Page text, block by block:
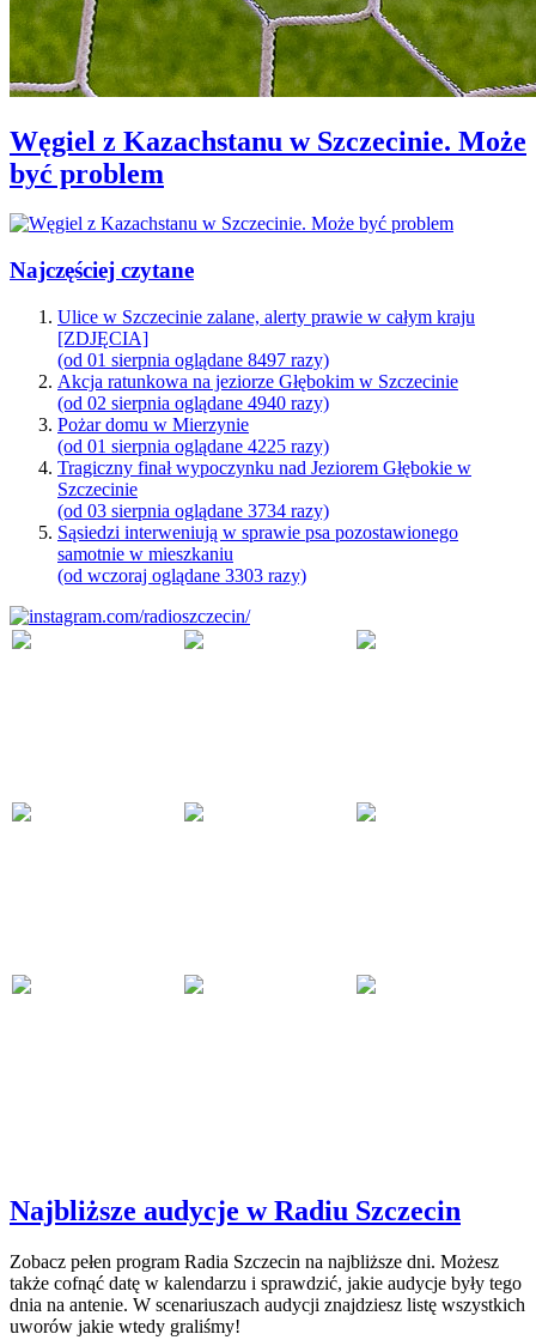
Węgiel z Kazachstanu w Szczecinie. Może
być problem
Najczęściej czytane
Ulice w Szczecinie zalane, alerty prawie w całym kraju
[ZDJĘCIA]
(od 01 sierpnia oglądane 8497 razy)
Akcja ratunkowa na jeziorze Głębokim w Szczecinie
(od 02 sierpnia oglądane 4940 razy)
Pożar domu w Mierzynie
(od 01 sierpnia oglądane 4225 razy)
Tragiczny finał wypoczynku nad Jeziorem Głębokie w
Szczecinie
(od 03 sierpnia oglądane 3734 razy)
Sąsiedzi interweniują w sprawie psa pozostawionego
samotnie w mieszkaniu
(od wczoraj oglądane 3303 razy)
Najbliższe audycje w Radiu Szczecin
Zobacz pełen program Radia Szczecin na najbliższe dni. Możesz
także cofnąć datę w kalendarzu i sprawdzić, jakie audycje były tego
dnia na antenie. W scenariuszach audycji znajdziesz listę wszystkich
uworów jakie wtedy graliśmy!